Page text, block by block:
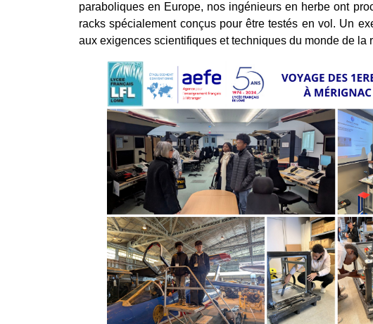
paraboliques en Europe, nos ingénieurs en herbe ont
racks spécialement conçus pour être testés en vol. Un
aux exigences scientifiques et techniques du monde de la